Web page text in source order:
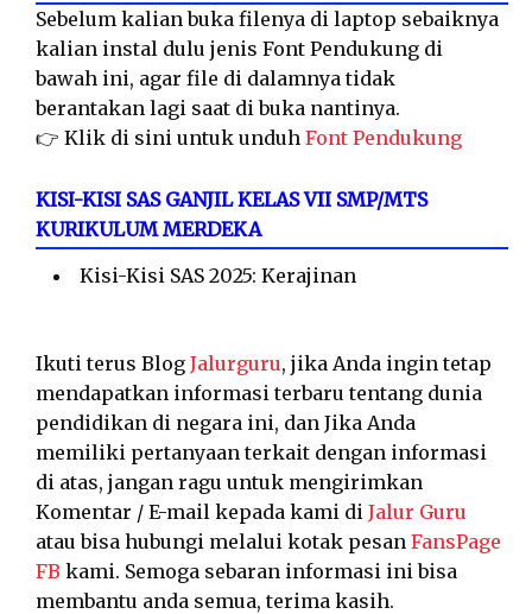
Sebelum kalian buka filenya di laptop sebaiknya
kalian instal dulu jenis Font Pendukung di
bawah ini, agar file di dalamnya tidak
berantakan lagi saat di buka nantinya.
👉 Klik di sini untuk unduh Font Pendukung
KISI-KISI SAS GANJIL KELAS VII SMP/MTS
KURIKULUM MERDEKA
Kisi-Kisi SAS 2025: Kerajinan
Ikuti terus Blog Jalurguru, jika Anda ingin tetap
mendapatkan informasi terbaru tentang dunia
pendidikan di negara ini, dan Jika Anda
memiliki pertanyaan terkait dengan informasi
di atas, jangan ragu untuk mengirimkan
Komentar / E-mail kepada kami di Jalur Guru
atau bisa hubungi melalui kotak pesan FansPage
FB kami. Semoga sebaran informasi ini bisa
membantu anda semua, terima kasih.